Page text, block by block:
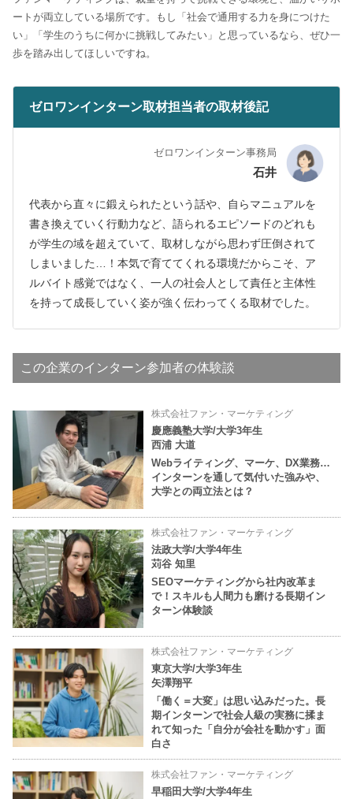
ートが両立している場所です。もし「社会で通用する力を身につけた
い」「学生のうちに何かに挑戦してみたい」と思っているなら、ぜひ一
歩を踏み出してほしいですね。
ゼロワンインターン取材担当者の取材後記
ゼロワンインターン事務局
石井
代表から直々に鍛えられたという話や、自らマニュアルを
書き換えていく行動力など、語られるエピソードのどれも
が学生の域を超えていて、取材しながら思わず圧倒されて
しまいました…！本気で育ててくれる環境だからこそ、ア
ルバイト感覚ではなく、一人の社会人として責任と主体性
を持って成長していく姿が強く伝わってくる取材でした。
この企業のインターン参加者の体験談
株式会社ファン・マーケティング
慶應義塾大学/大学3年生
西浦 大道
Webライティング、マーケ、DX業務…
インターンを通して気付いた強みや、
大学との両立法とは？
株式会社ファン・マーケティング
法政大学/大学4年生
苅谷 知里
SEOマーケティングから社内改革ま
で！スキルも人間力も磨ける長期イン
ターン体験談
株式会社ファン・マーケティング
東京大学/大学3年生
矢澤翔平
「働く＝大変」は思い込みだった。長
期インターンで社会人級の実務に揉ま
れて知った「自分が会社を動かす」面
白さ
株式会社ファン・マーケティング
早稲田大学/大学4年生